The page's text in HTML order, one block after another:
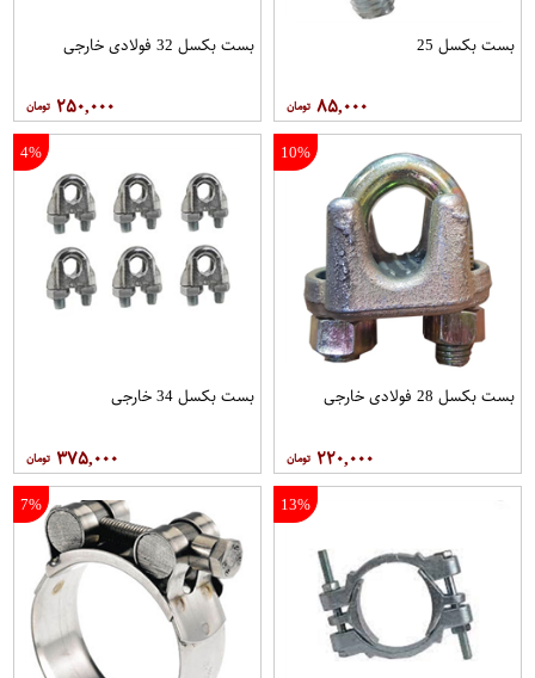
بست بکسل 25
۸۵,۰۰۰
بست بکسل 32 فولادی خارجی
۲۵۰,۰۰۰
10%
بست بکسل 28 فولادی خارجی
۲۲۰,۰۰۰
4%
بست بکسل 34 خارجی
۳۷۵,۰۰۰
13%
7%